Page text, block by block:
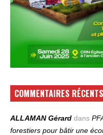
COMMENTAIRES RÉCENTS
ALLAMAN Gérard dans
forestiers pour bâtir une